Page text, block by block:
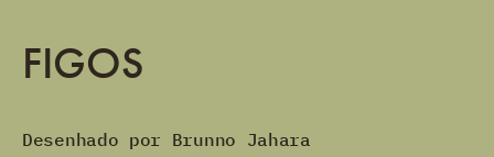
FIGOS
Desenhado por Brunno Jahara